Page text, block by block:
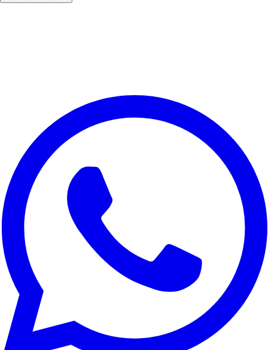
Usamos cookies para mejorar tu experiencia, analizar el trafico del
sitio y con fines de marketing. Puedes elegir que cookies aceptar.
Rechazar todo